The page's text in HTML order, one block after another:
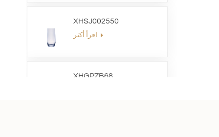
XHSJ002550
XHGPZB68